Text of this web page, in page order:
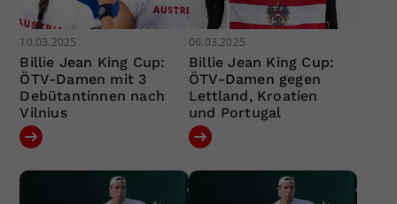
10.03.2025
Billie Jean King Cup:
ÖTV-Damen mit 3
Debütantinnen nach
Vilnius
06.03.2025
Billie Jean King Cup:
ÖTV-Damen gegen
Lettland, Kroatien
und Portugal